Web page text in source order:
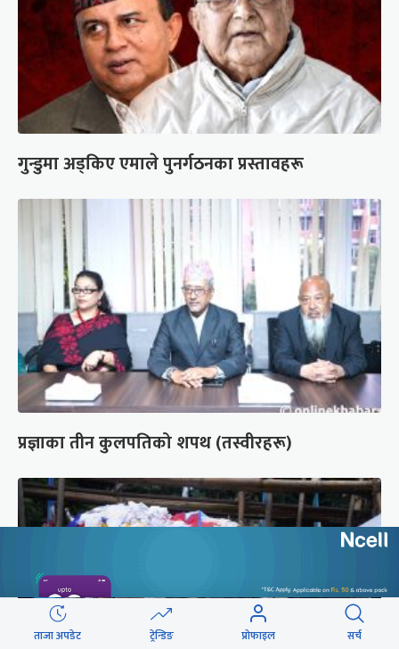
गुन्डुमा अड्किए एमाले पुनर्गठनका प्रस्तावहरू
प्रज्ञाका तीन कुलपतिको शपथ (तस्वीरहरू)
ताजा अपडेट ट्रेन्डिङ प्रोफाइल सर्च